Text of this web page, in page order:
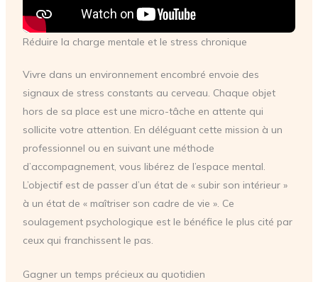
Réduire la charge mentale et le stress chronique
Vivre dans un environnement encombré envoie des
signaux de stress constants au cerveau. Chaque objet
hors de sa place est une micro-tâche en attente qui
sollicite votre attention. En déléguant cette mission à un
professionnel ou en suivant une méthode
d’accompagnement, vous libérez de l’espace mental.
L’objectif est de passer d’un état de « subir son intérieur »
à un état de « maîtriser son cadre de vie ». Ce
soulagement psychologique est le bénéfice le plus cité par
ceux qui franchissent le pas.
Gagner un temps précieux au quotidien